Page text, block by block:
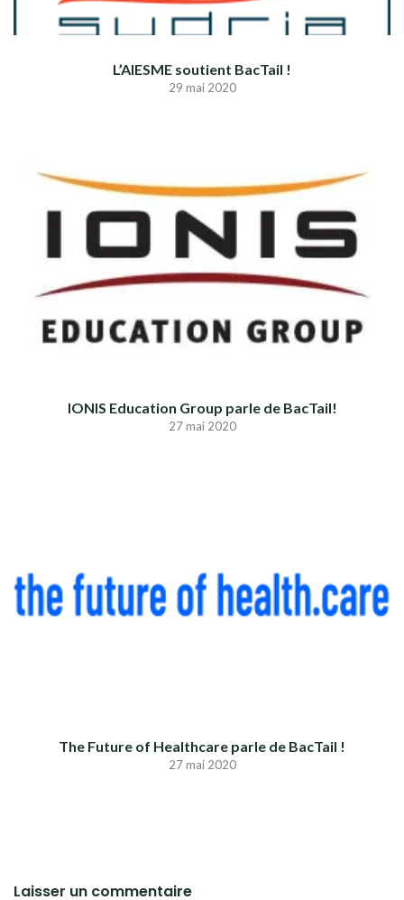
L’AIESME soutient BacTail !
29 mai 2020
IONIS Education Group parle de BacTail!
27 mai 2020
The Future of Healthcare parle de BacTail !
27 mai 2020
Laisser un commentaire